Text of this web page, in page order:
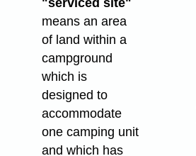
"serviced site"
means an area
of land within a
campground
which is
designed to
accommodate
one camping unit
and which has